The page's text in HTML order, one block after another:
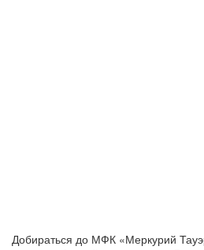
Добираться до МФК «Меркурий